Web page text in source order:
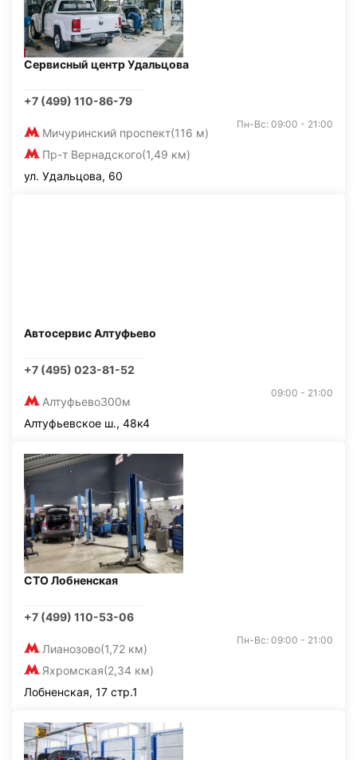
Сервисный центр Удальцова
+7 (499) 110-86-79
Мичуринский проспект(116 м)
Пр-т Вернадского(1,49 км)
Пн-Вс: 09:00 - 21:00
ул. Удальцова, 60
Автосервис Алтуфьево
+7 (495) 023-81-52
Алтуфьево300м
09:00 - 21:00
Алтуфьевское ш., 48к4
СТО Лобненская
+7 (499) 110-53-06
Лианозово(1,72 км)
Яхромская(2,34 км)
Пн-Вс: 09:00 - 21:00
Лобненская, 17 стр.1